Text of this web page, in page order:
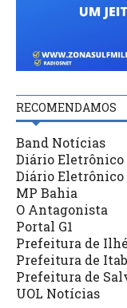
RECOMENDAMOS
Band Notícias
Diário Eletrônico
Diário Eletrônico
MP Bahia
O Antagonista
Portal G1
Prefeitura de
Prefeitura de
Prefeitura de
UOL Notícias